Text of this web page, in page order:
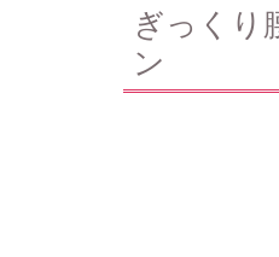
ぎっくり
ン